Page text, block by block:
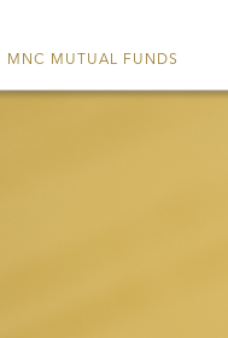
MNC MUTUAL FUNDS